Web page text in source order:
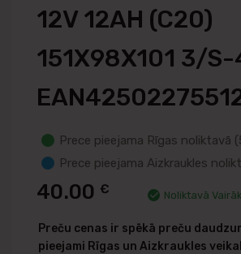
12V 12AH (C20)
151X98X101 3/
Prece pieejama Rīgas noliktavā
Prece pieejama Aizkraukles
40.00 € Noliktavā
Preču cenas ir spēkā preču
pieejami Rīgas un Aizkraukles